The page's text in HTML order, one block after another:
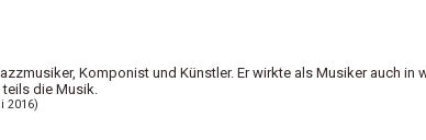
Komponist und Künstler. Er wirkte als Musiker auch in
die Musik.
2016)